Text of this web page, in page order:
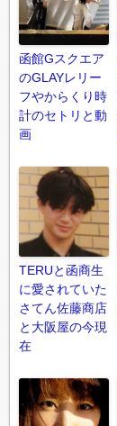
函館Gスクエア
のGLAYレリー
フやからくり時
計のセトリと動
画
TERUと函商生
に愛されていた
さてん佐藤商店
と大阪屋の今現
在